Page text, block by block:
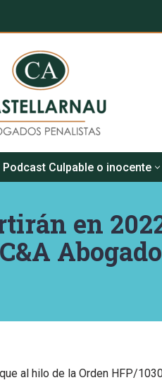
Podcast Culpable o inocente
en
al hilo de la Orden HFP/